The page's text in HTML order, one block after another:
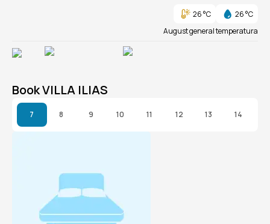
26 °C
26 °C
August general temperatura
Book VILLA ILIAS
7 8 9 10 11 12 13 14